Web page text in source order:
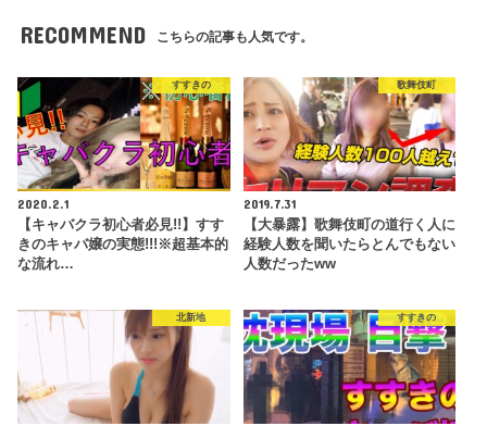
RECOMMEND こちらの記事も人気です。
すすきの
2020.2.1
【キャバクラ初心者必見!!】すす
きのキャバ嬢の実態!!!※超基本的
な流れ…
歌舞伎町
2019.7.31
【大暴露】歌舞伎町の道行く人に
経験人数を聞いたらとんでもない
人数だったww
北新地 すすきの